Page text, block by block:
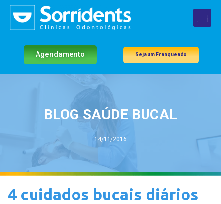
Agendamento Seja um Franqueado
BLOG SAÚDE BUCAL
14/11/2016
4 cuidados bucais diários